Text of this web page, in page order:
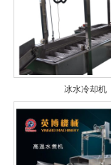
冰水冷却机